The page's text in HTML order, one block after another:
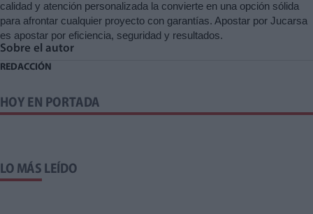
calidad y atención personalizada la convierte en una opción sólida
para afrontar cualquier proyecto con garantías. Apostar por Jucarsa
es apostar por eficiencia, seguridad y resultados.
Sobre el autor
REDACCIÓN
HOY EN PORTADA
LO MÁS LEÍDO